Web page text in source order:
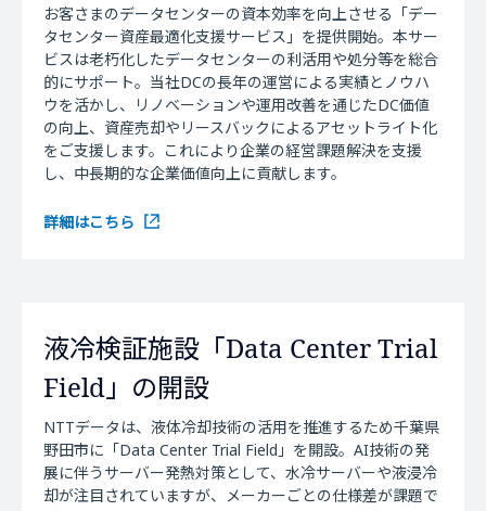
お客さまのデータセンターの資本効率を向上させる「デー
タセンター資産最適化支援サービス」を提供開始。本サー
ビスは老朽化したデータセンターの利活用や処分等を総合
的にサポート。当社DCの長年の運営による実績とノウハ
ウを活かし、リノベーションや運用改善を通じたDC価値
の向上、資産売却やリースバックによるアセットライト化
をご支援します。これにより企業の経営課題解決を支援
し、中長期的な企業価値向上に貢献します。
詳細はこちら
液冷検証施設「Data Center Trial
Field」の開設
NTTデータは、液体冷却技術の活用を推進するため千葉県
野田市に「Data Center Trial Field」を開設。AI技術の発
展に伴うサーバー発熱対策として、水冷サーバーや液浸冷
却が注目されていますが、メーカーごとの仕様差が課題で